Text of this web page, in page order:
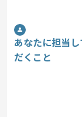
あなたに担当し
だくこと